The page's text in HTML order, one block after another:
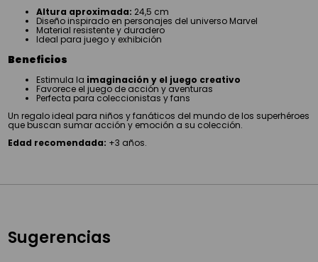
Altura aproximada: 24,5 cm
Diseño inspirado en personajes del universo Marvel
Material resistente y duradero
Ideal para juego y exhibición
Beneficios
Estimula la imaginación y el juego creativo
Favorece el juego de acción y aventuras
Perfecta para coleccionistas y fans
Un regalo ideal para niños y fanáticos del mundo de los superhéroes
que buscan sumar acción y emoción a su colección.
Edad recomendada: +3 años.
Sugerencias